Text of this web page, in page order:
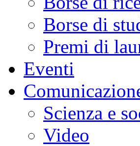
Borse di
Premi di
Eventi
Scienza e
Video